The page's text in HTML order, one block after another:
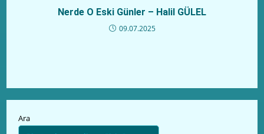
Nerde O Eski Günler – Halil GÜLEL
09.07.2025
Ara